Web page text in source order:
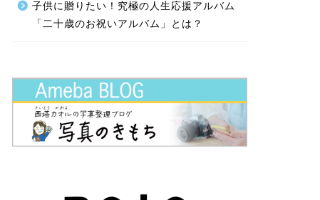
子供に贈りたい！究極の人生応援アルバム
「二十歳のお祝いアルバム」とは？